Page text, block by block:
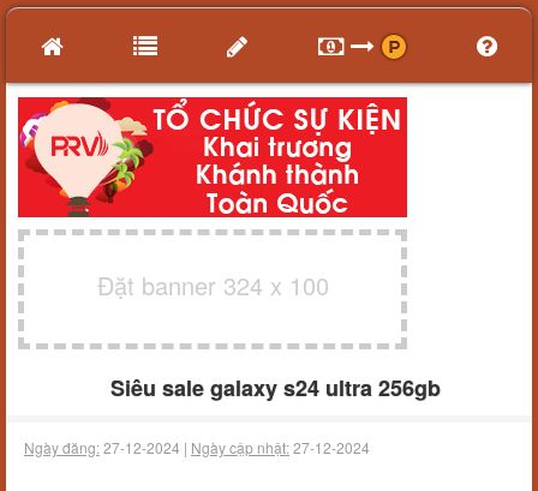
Đặt banner 324 x 100
Siêu sale galaxy s24 ultra 256gb
Ngày đăng:27-12-2024 | Ngày cập nhật:27-12-2024